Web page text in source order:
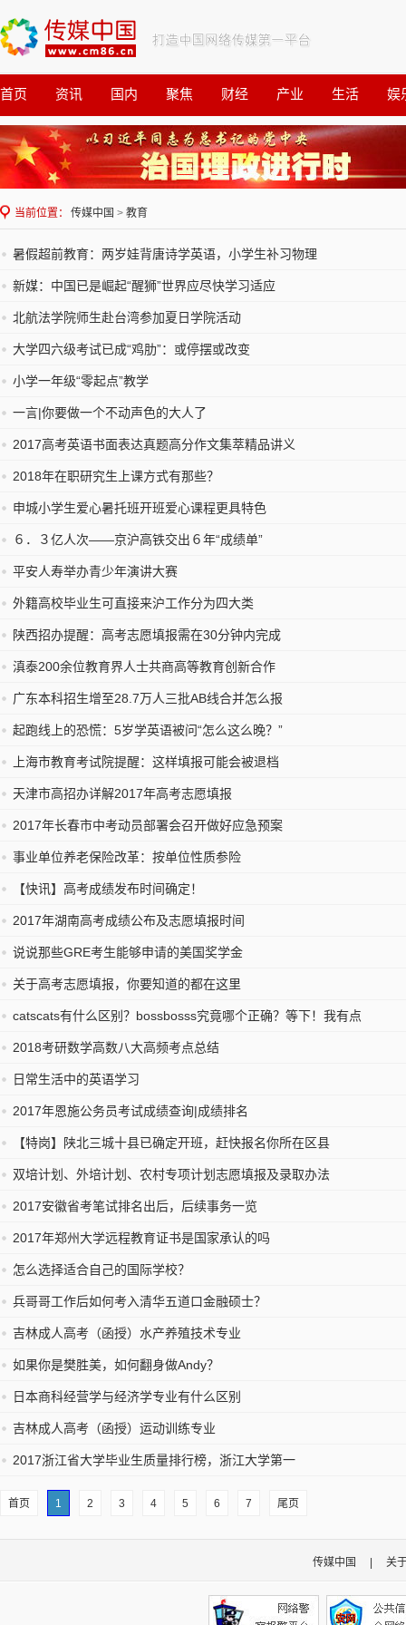
首页 资讯 国内 聚焦 财经 产业 生活 娱
观察 公益
当前位置： 传媒中国 > 教育
暑假超前教育：两岁娃背唐诗学英语，小学生补习物理
新媒：中国已是崛起“醒狮”世界应尽快学习适应
北航法学院师生赴台湾参加夏日学院活动
大学四六级考试已成“鸡肋”：或停摆或改变
小学一年级“零起点”教学
一言|你要做一个不动声色的大人了
2017高考英语书面表达真题高分作文集萃精品讲义
2018年在职研究生上课方式有那些？
申城小学生爱心暑托班开班爱心课程更具特色
６．３亿人次——京沪高铁交出６年“成绩单”
平安人寿举办青少年演讲大赛
外籍高校毕业生可直接来沪工作分为四大类
陕西招办提醒：高考志愿填报需在30分钟内完成
滇泰200余位教育界人士共商高等教育创新合作
广东本科招生增至28.7万人三批AB线合并怎么报
起跑线上的恐慌：5岁学英语被问“怎么这么晚？”
上海市教育考试院提醒：这样填报可能会被退档
天津市高招办详解2017年高考志愿填报
2017年长春市中考动员部署会召开做好应急预案
事业单位养老保险改革：按单位性质参险
【快讯】高考成绩发布时间确定！
2017年湖南高考成绩公布及志愿填报时间
说说那些GRE考生能够申请的美国奖学金
关于高考志愿填报，你要知道的都在这里
catscats有什么区别？bossbosss究竟哪个正确？等下！我有点
2018考研数学高数八大高频考点总结
日常生活中的英语学习
2017年恩施公务员考试成绩查询|成绩排名
【特岗】陕北三城十县已确定开班，赶快报名你所在区县
双培计划、外培计划、农村专项计划志愿填报及录取办法
2017安徽省考笔试排名出后，后续事务一览
2017年郑州大学远程教育证书是国家承认的吗
怎么选择适合自己的国际学校？
兵哥哥工作后如何考入清华五道口金融硕士？
吉林成人高考（函授）水产养殖技术专业
如果你是樊胜美，如何翻身做Andy？
日本商科经营学与经济学专业有什么区别
吉林成人高考（函授）运动训练专业
2017浙江省大学毕业生质量排行榜，浙江大学第一
首页 1 2 3 4 5 6 7 尾页
传媒中国 关